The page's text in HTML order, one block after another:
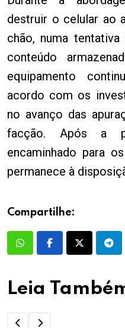
destruir o celular ao
chão, numa
conteúdo
equipamento
acordo com os
no avanço das
facção. Após a
encaminhado para
permanece à
Compartilhe:
Leia